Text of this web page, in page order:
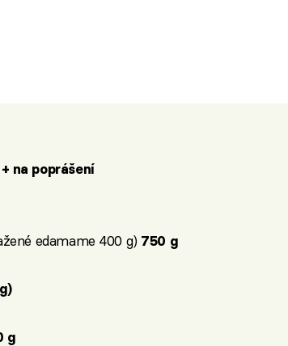
na poprášení
edamame 400 g) 750 g
g